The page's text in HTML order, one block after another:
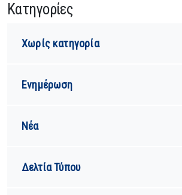
Kατηγορίες
Χωρίς κατηγορία
Ενημέρωση
Νέα
Δελτία Τύπου